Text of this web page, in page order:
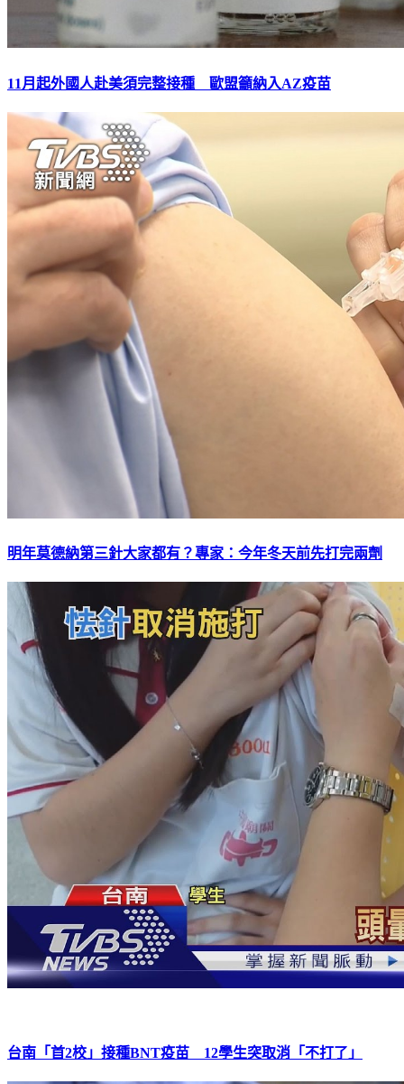
11月起外國人赴美須完整接種 歐盟籲納入AZ疫苗
明年莫德納第三針大家都有？專家：今年冬天前先打完兩劑
台南「首2校」接種BNT疫苗 12學生突取消「不打了」